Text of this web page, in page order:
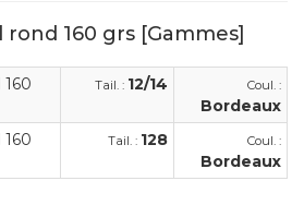
160 grs [Gammes]
Tail. : 12/14 Coul. :
Bordeaux
Tail. : 128 Coul. :
Bordeaux